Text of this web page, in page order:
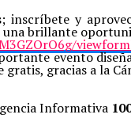
inscríbete y
una brillante
evento
gracias a la
Informativa